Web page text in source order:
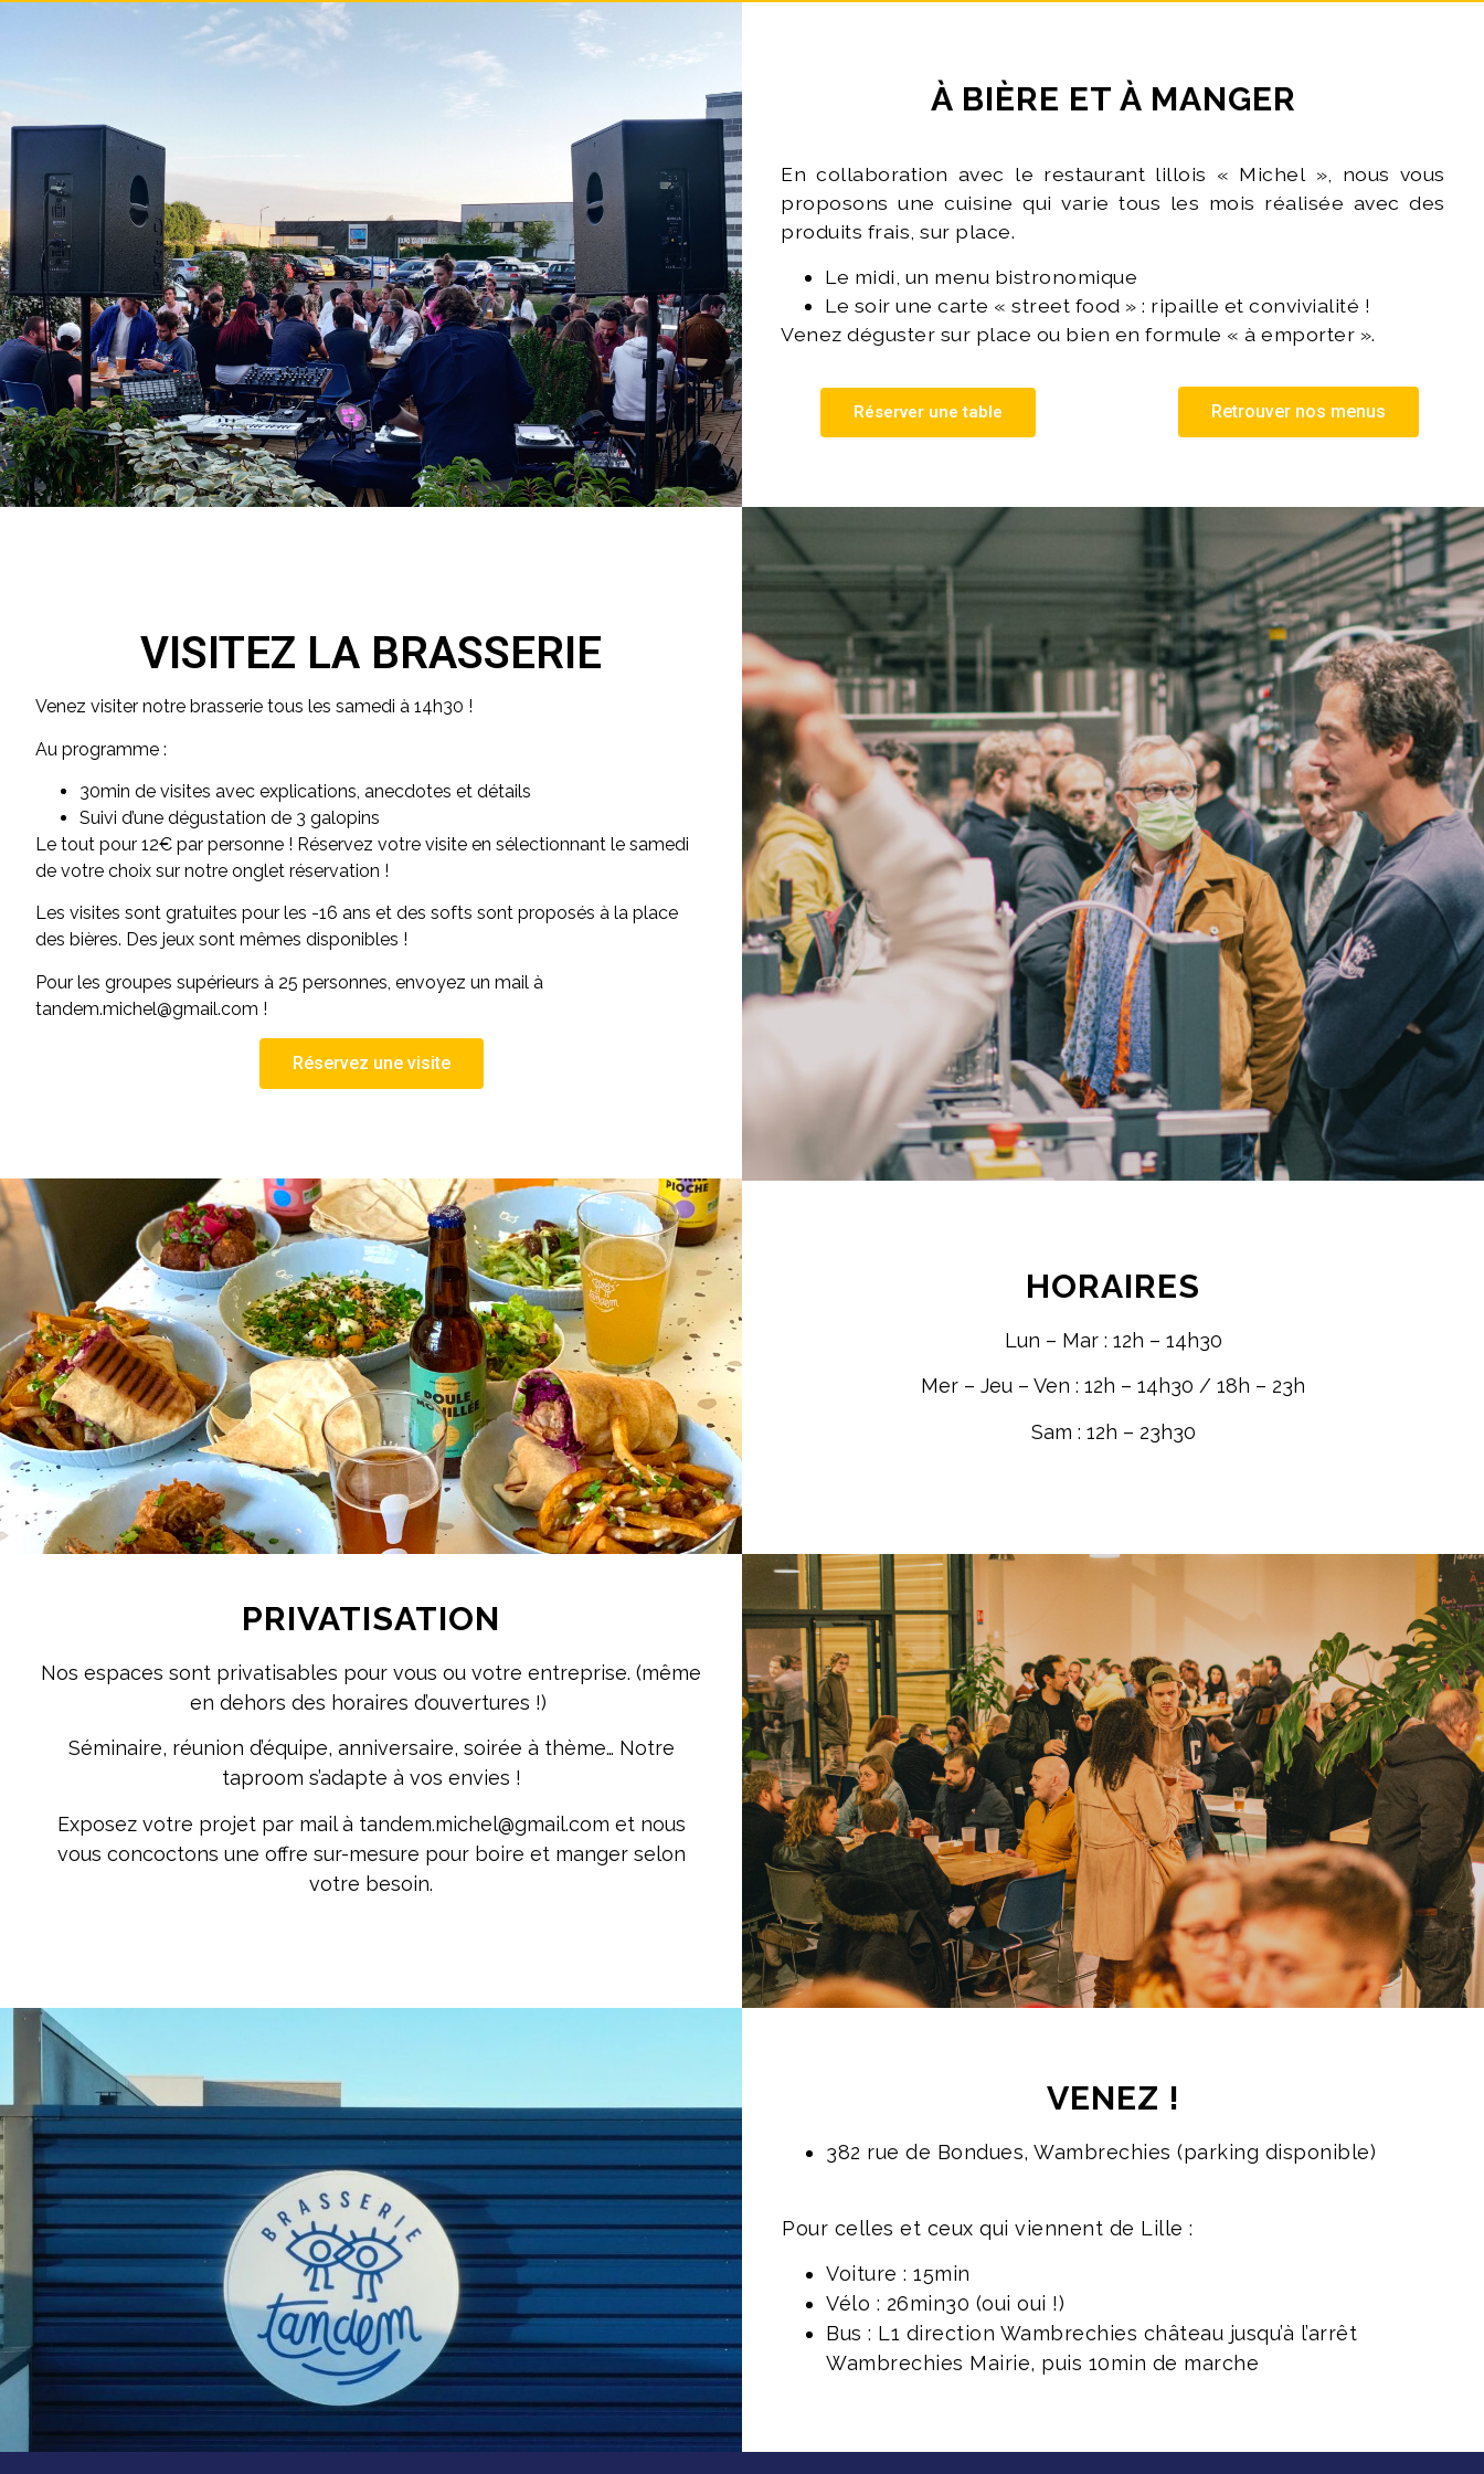
À BIÈRE ET À MANGER
En collaboration avec le restaurant lillois « Michel », nous vous
proposons une cuisine qui varie tous les mois réalisée avec des
produits frais, sur place.
Le midi, un menu bistronomique
Le soir une carte « street food » : ripaille et convivialité !
Venez déguster sur place ou bien en formule « à emporter ».
Réserver une table Retrouver nos menus
VISITEZ LA BRASSERIE
Venez visiter notre brasserie tous les samedi à 14h30 !
Au programme :
30min de visites avec explications, anecdotes et détails
Suivi d’une dégustation de 3 galopins
Le tout pour 12€ par personne ! Réservez votre visite en sélectionnant le samedi
de votre choix sur notre onglet réservation !
Les visites sont gratuites pour les -16 ans et des softs sont proposés à la place
des bières. Des jeux sont mêmes disponibles !
Pour les groupes supérieurs à 25 personnes, envoyez un mail à
tandem.michel@gmail.com !
Réservez une visite
HORAIRES
Lun – Mar : 12h – 14h30
Mer – Jeu – Ven : 12h – 14h30 / 18h – 23h
Sam : 12h – 23h30
PRIVATISATION
Nos espaces sont privatisables pour vous ou votre entreprise. (même
en dehors des horaires d’ouvertures !)
Séminaire, réunion d’équipe, anniversaire, soirée à thème… Notre
taproom s’adapte à vos envies !
Exposez votre projet par mail à tandem.michel@gmail.com et nous
vous concoctons une offre sur-mesure pour boire et manger selon
votre besoin.
VENEZ !
382 rue de Bondues, Wambrechies (parking disponible)
Pour celles et ceux qui viennent de Lille :
Voiture : 15min
Vélo : 26min30 (oui oui !)
Bus : L1 direction Wambrechies château jusqu’à l’arrêt
Wambrechies Mairie, puis 10min de marche